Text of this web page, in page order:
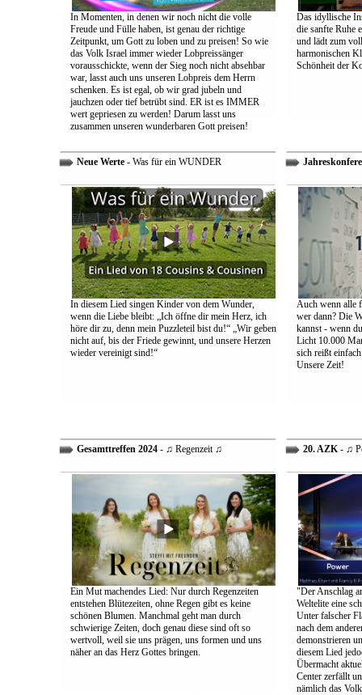
In Momenten, in denen wir noch nicht die volle
Freude und Fülle haben, ist genau der richtige
Zeitpunkt, um Gott zu loben und zu preisen! So wie
das Volk Israel immer wieder Lobpreissänger
vorausschickte, wenn der Sieg noch nicht absehbar
war, lasst auch uns unseren Lobpreis dem Herrn
schenken. Es ist egal, ob wir grad jubeln und
jauchzen oder tief betrübt sind. ER ist es IMMER
wert gepriesen zu werden! Darum lasst uns
zusammen unseren wunderbaren Gott preisen!
Das idyllische
die sanfte Ruhe
und lädt zum
harmonischen
Schönheit der
Neue Werte- Was für ein WUNDER
In diesem Lied singen Kinder von dem Wunder,
wenn die Liebe bleibt: „Ich öffne dir mein Herz, ich
höre dir zu, denn mein Puzzleteil bist du!“ „Wir geben
nicht auf, bis der Friede gewinnt, und unsere Herzen
wieder vereinigt sind!“
Auch wenn alle
wer dann? Die
kannst - wenn
Licht 10.000
sich reißt
Unsere Zeit!
Gesamttreffen 2024- ♫ Regenzeit ♫
Ein Mut machendes Lied: Nur durch Regenzeiten
entstehen Blütezeiten, ohne Regen gibt es keine
schönen Blumen. Manchmal geht man durch
schwierige Zeiten, doch genau diese sind oft so
wertvoll, weil sie uns prägen, uns formen und uns
näher an das Herz Gottes bringen.
20. AZK- ♫
"Der Anschlag
Weltelite eine
Unter falscher
nach dem
demonstrieren
diesem Lied
Übermacht
Center zerfällt
nämlich das